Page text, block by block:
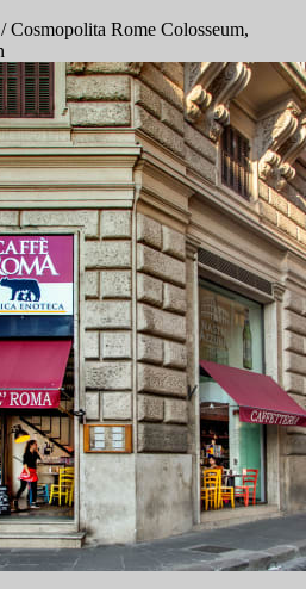
/Cosmopolita Rome Colosseum,